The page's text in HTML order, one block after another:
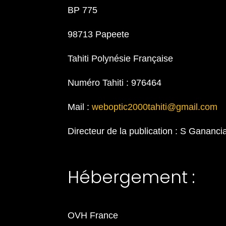
BP 775
98713 Papeete
Tahiti Polynésie Française
Numéro Tahiti : 976464
Mail :weboptic2000tahiti@gmail.com
Directeur de la publication : S
Hébergement :
OVH France